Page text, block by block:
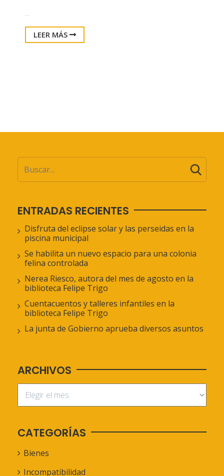
...
LEER MÁS
ENTRADAS RECIENTES
Disfruta del eclipse solar y las perseidas en la
piscina municipal
Se habilita un nuevo espacio para una colonia
felina controlada
Nerea Riesco, autora del mes de agosto en la
biblioteca Felipe Trigo
Cuentacuentos y talleres infantiles en la
biblioteca Felipe Trigo
La junta de Gobierno aprueba diversos asuntos
ARCHIVOS
CATEGORÍAS
Bienes
Incompatibilidad